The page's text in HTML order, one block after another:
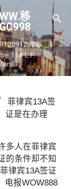
移
118 L.P.
菲律宾13A签
证是在办理
多人在菲律宾
的条件却不知
律宾13A签证
电报WOW888